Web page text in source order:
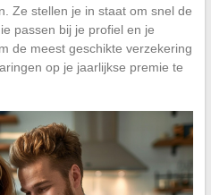
Ze stellen je in staat om snel de
passen bij je profiel en je
de meest geschikte verzekering
op je jaarlijkse premie te